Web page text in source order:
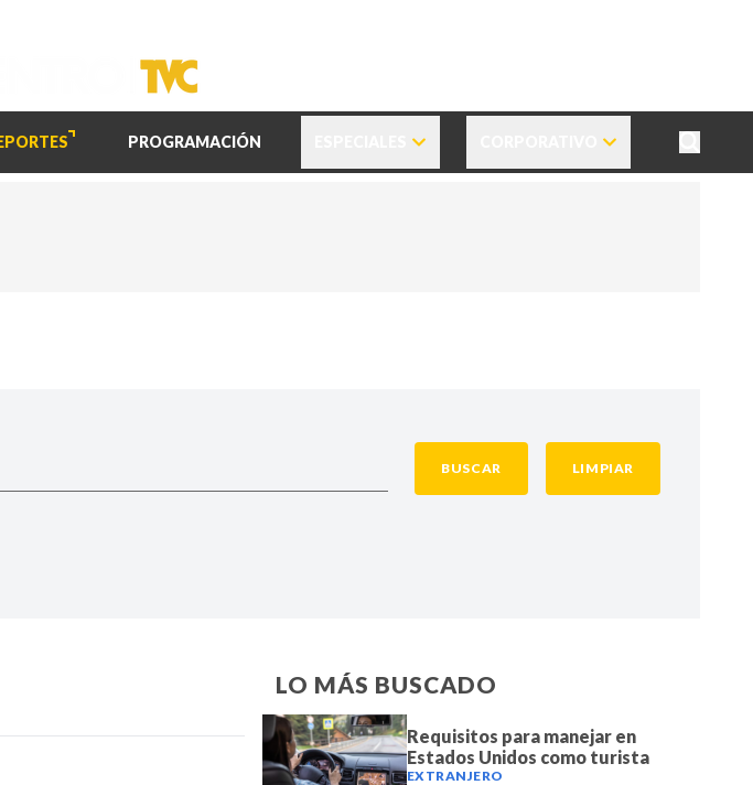
PROGRAMACIÓN
BUSCAR LIMPIAR
LO MÁS BUSCADO
Requisitos para manejar en
Estados Unidos como turista
EXTRANJERO